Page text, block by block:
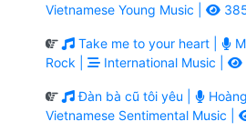
Vietnamese Young Music |
Take me to your heart |
Rock |
International Music |
Đàn bà cũ tôi yêu |
Vietnamese Sentimental Music |